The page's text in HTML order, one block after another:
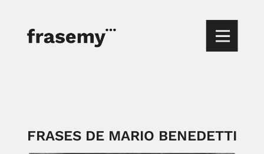
FRASES DE MARIO BENEDETTI